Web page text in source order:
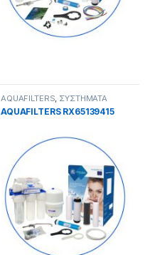
AQUAFILTERS, ΣΥΣΤΗΜΑΤΑ
ΑΝΤΙΣΤΡΟΦΗΣ ΟΣΜΟΣΗΣ
AQUAFILTERS RX65139415